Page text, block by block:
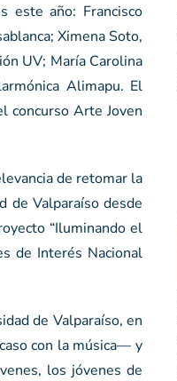
este año: Francisco
Ximena Soto,
UV; María Carolina
Alimapu. El
concurso Arte Joven
de retomar la
de Valparaíso desde
“Iluminando el
de Interés Nacional
de Valparaíso, en
con la música— y
los jóvenes de